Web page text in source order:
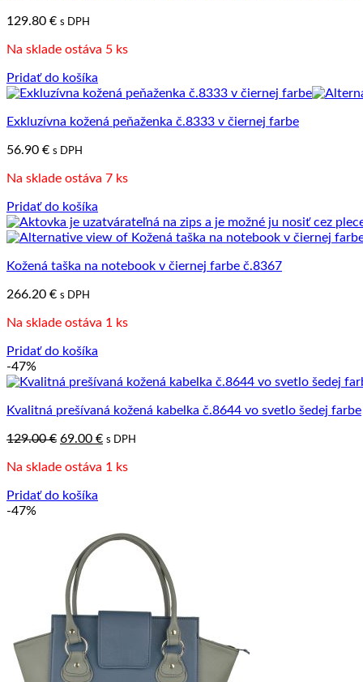
129.80 € s DPH
Na sklade ostáva 5 ks
Pridať do košíka
Exkluzívna kožená peňaženka č.8333 v čiernej farbe
56.90 € s DPH
Na sklade ostáva 7 ks
Pridať do košíka
Kožená taška na notebook v čiernej farbe č.8367
266.20 € s DPH
Na sklade ostáva 1 ks
Pridať do košíka
-47%
Kvalitná prešívaná kožená kabelka č.8644 vo svetlo šedej farbe
129.00€ Pôvodná
bola:
69.00 €Aktuálna
je:
s DPH
Na sklade ostáva 1 ks
Pridať do košíka
-47%